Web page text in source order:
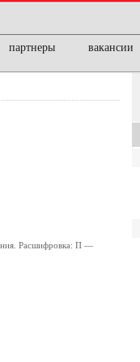
партнеры вакансии
Расшифровка: П —